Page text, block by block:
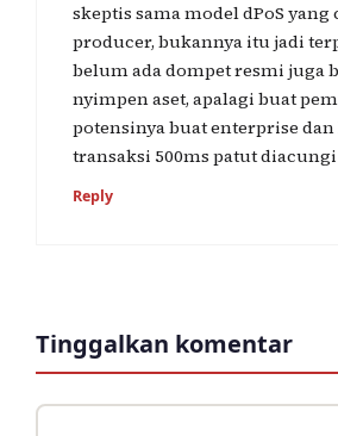
skeptis sama model dPoS
producer, bukannya itu jadi
belum ada dompet resmi juga
nyimpen aset, apalagi buat
potensinya buat enterprise
transaksi 500ms patut
Reply
Tinggalkan komentar
Komentar
Nama
Surel
Situs